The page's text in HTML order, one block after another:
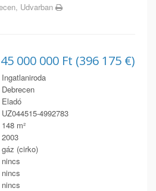
Udvarban
000 000 Ft (396 175 €)
Ingatlaniroda
Debrecen
Eladó
UZ044515-4992783
148 m²
2003
gáz (cirko)
nincs
nincs
nincs